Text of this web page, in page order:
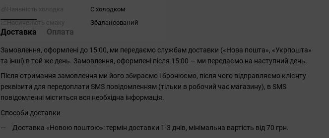
🧊Наявність холодка
С холодком
📈Насиченість смаку
Збалансований
Доставка Оплата
Замовлення, оформлені до 15:00, ми передаємо службам доставки («Нова пошта», «Укрпошта»
та інші) в той же день. Замовлення, оформлені після 15:00 — ми передаємо на наступний день.
Після отримання замовлення ми його збираємо і бронюємо, після чого відправляємо клієнту
реквізити для передоплати SMS повідомленням (тільки в робочий час магазину), в SMS
повідомленні міститься вся необхідна інформація.
Способи доставки
Доставка «Новою поштою»: термін доставки 1-3 днів, мінімальна вартість від 70 грн.